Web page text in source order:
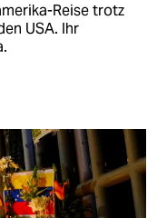
Reise trotz
USA. Ihr